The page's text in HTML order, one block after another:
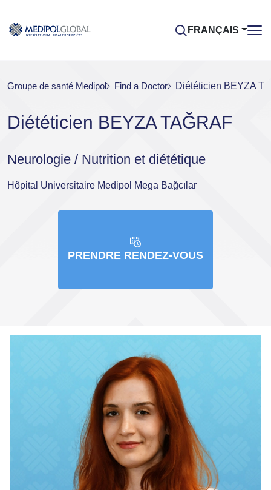
FRANÇAIS
Groupe de santé Medipol Find a Doctor Diététicien BEYZA
Diététicien BEYZA TAĞRAF
Neurologie / Nutrition et diététique
Hôpital Universitaire Medipol Mega Bağcılar
PRENDRE RENDEZ-VOUS